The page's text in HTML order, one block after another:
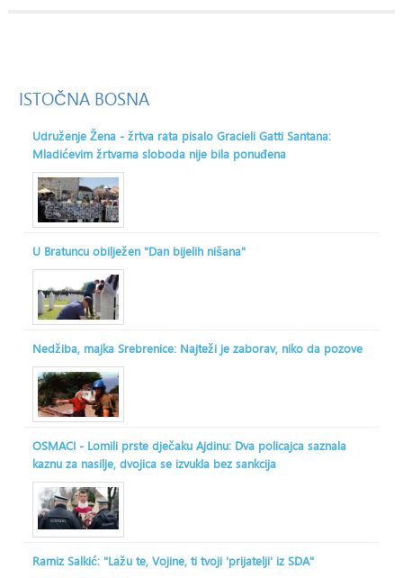
ISTOČNA BOSNA
Udruženje Žena - žrtva rata pisalo Gracieli Gatti Santana:
Mladićevim žrtvama sloboda nije bila ponuđena
U Bratuncu obilježen "Dan bijelih nišana"
Nedžiba, majka Srebrenice: Najteži je zaborav, niko da pozove
OSMACI - Lomili prste dječaku Ajdinu: Dva policajca saznala
kaznu za nasilje, dvojica se izvukla bez sankcija
Ramiz Salkić: "Lažu te, Vojine, ti tvoji 'prijatelji' iz SDA"